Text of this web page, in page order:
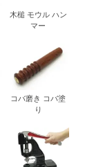
木槌 モウル ハン
マー
コバ磨き コバ塗
り